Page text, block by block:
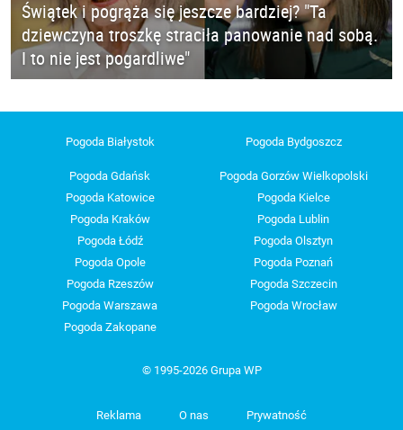
Świątek i pogrąża się jeszcze bardziej? "Ta
dziewczyna troszkę straciła panowanie nad sobą.
I to nie jest pogardliwe"
Pogoda Białystok Pogoda Bydgoszcz
Pogoda Gdańsk
Pogoda Gorzów Wielkopolski
Pogoda Katowice
Pogoda Kielce
Pogoda Kraków
Pogoda Lublin
Pogoda Łódź
Pogoda Olsztyn
Pogoda Opole
Pogoda Poznań
Pogoda Rzeszów
Pogoda Szczecin
Pogoda Warszawa
Pogoda Wrocław
Pogoda Zakopane
© 1995-2026 Grupa WP
Reklama O nas Prywatność